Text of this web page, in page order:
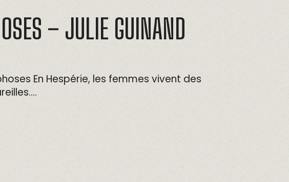
– JULIE GUINAND
En Hespérie, les femmes vivent des